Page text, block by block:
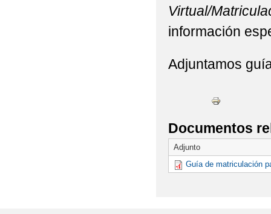
Virtual/
información
Adjuntamos
Documentos
Adjunto
Guía de matriculación